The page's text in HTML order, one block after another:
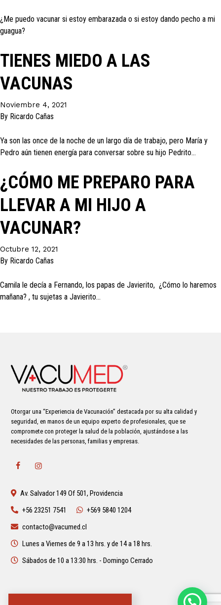
¿Me puedo vacunar si estoy embarazada o si estoy dando pecho a mi
guagua?
TIENES MIEDO A LAS
VACUNAS
Noviembre 4, 2021
By Ricardo Cañas
Ya son las once de la noche de un largo día de trabajo, pero María y
Pedro aún tienen energía para conversar sobre su hijo Pedrito…
¿CÓMO ME PREPARO PARA
LLEVAR A MI HIJO A
VACUNAR?
Octubre 12, 2021
By Ricardo Cañas
Camila le decía a Fernando, los papas de Javierito, ¿Cómo lo haremos
mañana? , tu sujetas a Javierito…
Otorgar una “Experiencia de Vacunación” destacada por su alta calidad y
seguridad, en manos de un equipo experto de profesionales, que se
compromete con proteger la salud de la población, ajustándose a las
necesidades de las personas, familias y empresas.
Av. Salvador 149 Of 501, Providencia
+56 23251 7541
+569 5840 1204
contacto@vacumed.cl
Lunes a Viernes de 9 a 13 hrs. y de 14 a 18 hrs.
Sábados de 10 a 13:30 hrs. - Domingo Cerrado